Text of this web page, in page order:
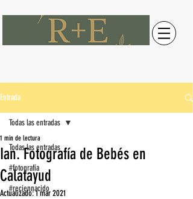
Entrada
Todas las entradas
#fotografía
#reciennacido
Todas las entradas
Ian. Fotografía de Bebés en
Calatayud
1 min de lectura
Actualizado:1 mar 2021